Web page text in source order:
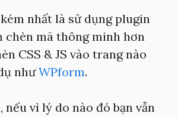
nhất là sử dụng plugin
chèn mã thông minh hơn
CSS & JS vào trang nào
nhưWPform.
nếu vì lý do nào đó bạn vẫn